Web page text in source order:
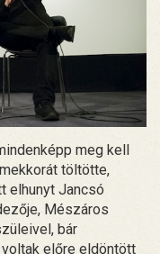
meg kell
töltötte,
elhunyt Jancsó
Mészáros
bár
előre eldöntött